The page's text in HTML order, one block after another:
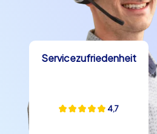
Servicezufriedenheit
4,7